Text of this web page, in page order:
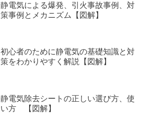
静電気による爆発、引火事故事例、対
策事例とメカニズム【図解】
初心者のために静電気の基礎知識と対
策をわかりやすく解説【図解】
静電気除去シートの正しい選び方、使
い方 【図解】